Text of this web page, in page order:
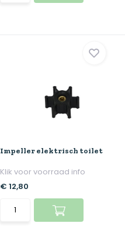
Impeller elektrisch toilet
Klik voor voorraad info
€ 12,80